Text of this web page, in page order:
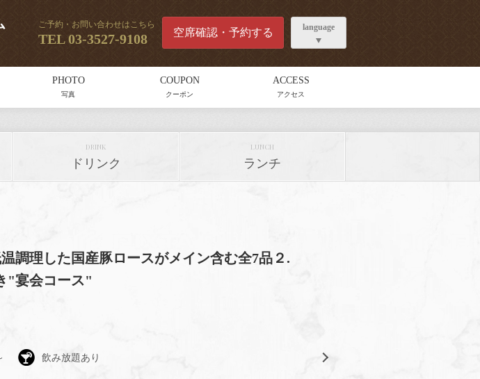
ご予約・お問い合わせはこちら
TEL03-3527-9108 空席確認・予約する language
PHOTO
写真
COUPON
クーポン
ACCESS
アクセス
DRINK
ドリンク
LUNCH
ランチ
調理した国産豚ロースがメイン含む全7品２.
"宴会コース"
飲み放題あり